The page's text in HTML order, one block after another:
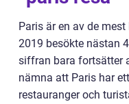
Paris är en av de
2019 besökte nästan
siffran bara fortsätter
nämna att Paris har
restauranger och